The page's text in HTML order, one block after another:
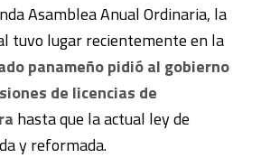
Asamblea Anual Ordinaria, la
tuvo lugar recientemente en la
panameño pidió al gobierno
de licencias de
hasta que la actual ley de
y reformada.